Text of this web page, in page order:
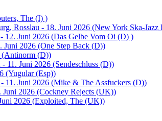
The (I) )
Rosslau - 18. Juni 2026 (New York Ska-
12. Juni 2026 (Das Gelbe Vom Oi (D) )
Juni 2026 (One Step Back (D))
(Antinorm (D))
11. Juni 2026 (Sendeschluss (D))
(Yugular (Esp))
11. Juni 2026 (Mike & The Assfuckers (D))
2026 (Cockney Rejects (UK))
2026 (Exploited, The (UK))